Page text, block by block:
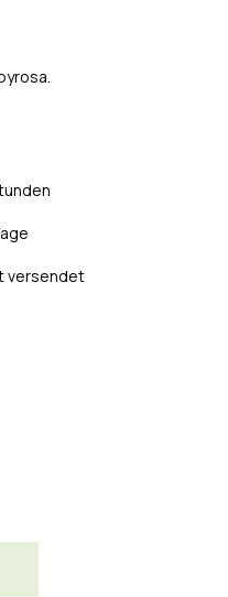
versendet